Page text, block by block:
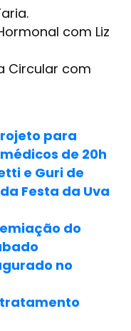
com Liz
Circular com
para
de 20h
e Guri de
Festa da Uva
do
no